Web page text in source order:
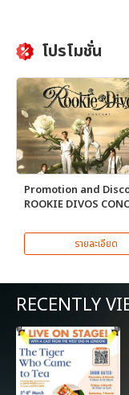
โปรโมชั่น
Promotion and
ROOKIE DIVOS
รายละเอียด
RECENTLY